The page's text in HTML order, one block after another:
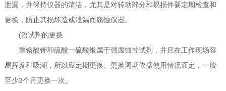
泄漏，并保持仪器的清洁，尤其是对转动部分和易损件要定期检查和
更换，防止其损坏造成泄漏而腐蚀仪器。
(2)试剂的更换
重铬酸钾和硫酸一硫酸银属于强腐蚀性试剂，并且在工作现场容
易挥发和吸潮，所以应定期更换。更换周期依据使用情况而定，一般
至少3个月更换一次。